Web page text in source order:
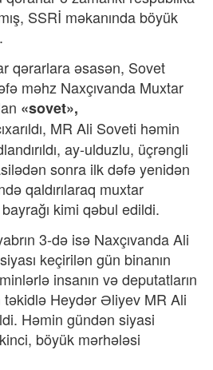
SSRİ məkanında böyük
qərarlara əsasən, Sovet
məhz Naxçıvanda Muxtar
«sovet»,
MR Ali Soveti həmin
ay-ulduzlu, üçrəngli
sonra ilk dəfə yenidən
qaldırılaraq muxtar
kimi qəbul edildi.
3-də isə Naxçıvanda Ali
keçirilən gün binanın
insanın və deputatların
Heydər Əliyev MR Ali
Həmin gündən siyasi
böyük mərhələsi